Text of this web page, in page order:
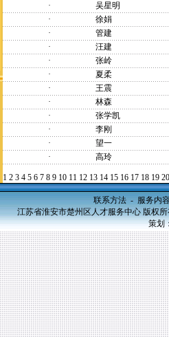
·
吴星明
·
徐娟
·
管建
·
汪建
·
张岭
·
夏柔
·
王震
·
林森
·
张学凯
·
李刚
·
望一
·
高玲
1 2 3 4 5 6 7 8 9 10 11 12 13 14 15 16 17 18 19 20
联系方法- 服务内
江苏省淮安市楚州区人才服务中心 版权
策划